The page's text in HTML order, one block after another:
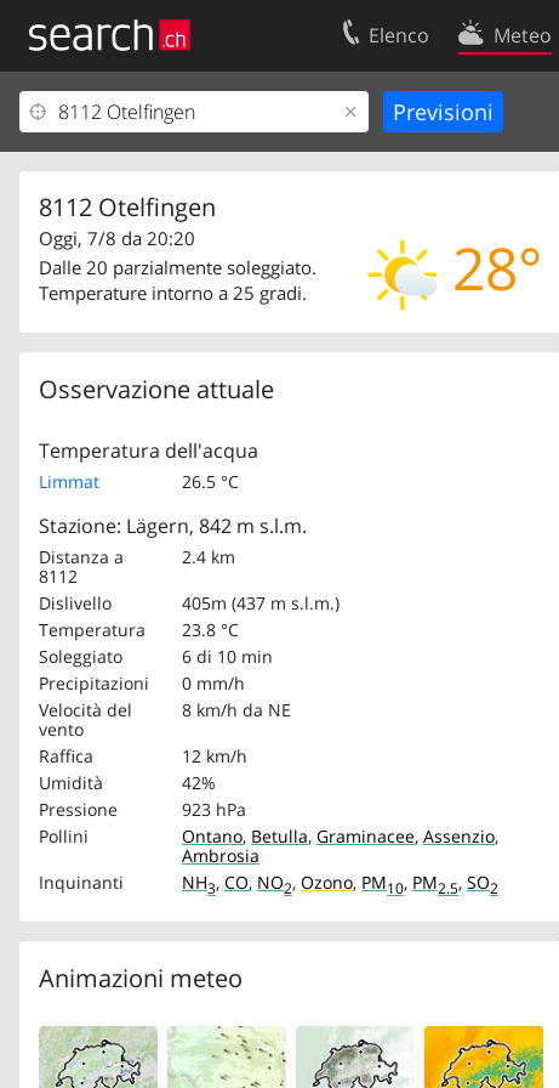
Elenco Meteo
8112 Otelfingen
28°
Oggi, 7/8 da 20:20
Dalle 20 parzialmente soleggiato.
Temperature intorno a 25 gradi.
Osservazione attuale
Temperatura dell'acqua
Limmat 26.5 °C
Stazione: Lägern, 842 m s.l.m.
Distanza a
8112
2.4 km
Dislivello
405m (437 m s.l.m.)
Temperatura
23.8 °C
Soleggiato
6 di 10 min
Precipitazioni
0 mm/h
Velocità del
vento
8 km/h da NE
Raffica
12 km/h
Umidità
42%
Pressione
923 hPa
Pollini
Ontano, Betulla, Graminacee, Assenzio,
Ambrosia
Inquinanti
NH3, CO, NO2, Ozono, PM10, PM2.5, SO2
Animazioni meteo
Il vostro profolio
Area clienti
Informazioni Legali
Contatti
Condizioni d’uso